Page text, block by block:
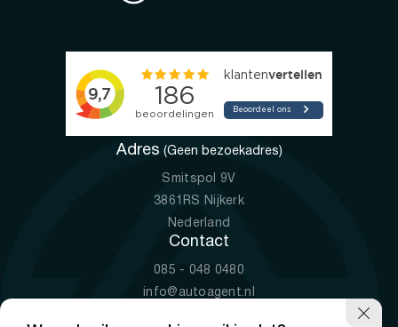
Adres (Geen bezoekadres)
Smitspol 9V
3861RS Nijkerk
Nederland
Contact
085 - 048 0480
info@autoagent.nl